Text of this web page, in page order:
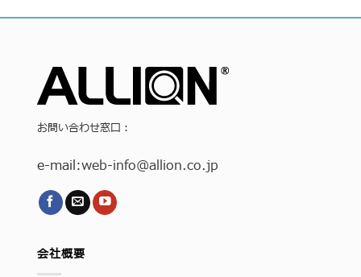
お問い合わせ窓口：
e-mail:web-info@allion.co.jp
会社概要